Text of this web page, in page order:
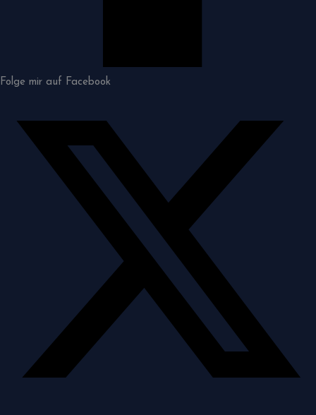
Folge mir auf Facebook